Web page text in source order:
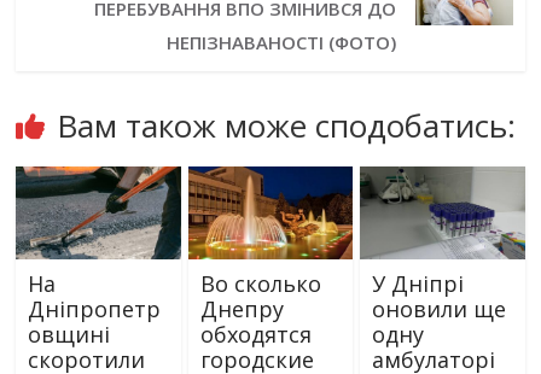
ПЕРЕБУВАННЯ ВПО ЗМІНИВСЯ ДО
НЕПІЗНАВАНОСТІ (ФОТО)
Вам також може сподобатись:
На
Дніпропетр
овщині
скоротили
Во сколько
Днепру
обходятся
городские
У Дніпрі
оновили ще
одну
амбулаторі